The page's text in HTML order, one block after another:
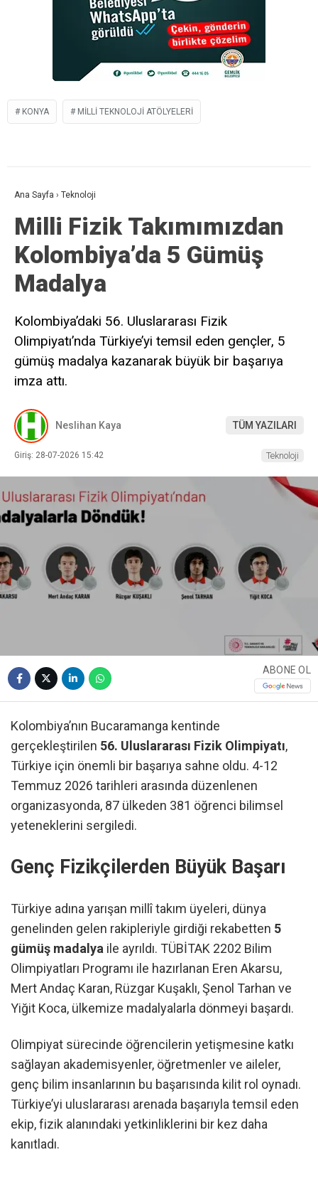
KONYA MILLI TEKNOLOJI ATÖLYELERI
Ana Sayfa › Teknoloji
Milli Fizik Takımımızdan
Kolombiya’da 5 Gümüş
Madalya
Kolombiya’daki 56. Uluslararası Fizik
Olimpiyatı’nda Türkiye’yi temsil eden gençler, 5
gümüş madalya kazanarak büyük bir başarıya
imza attı.
Neslihan Kaya TÜM YAZILARI
Giriş: 28-07-2026 15:42 Teknoloji
ABONE OL
Kolombiya’nın Bucaramanga kentinde
gerçekleştirilen 56. Uluslararası Fizik Olimpiyatı,
Türkiye için önemli bir başarıya sahne oldu. 4-12
Temmuz 2026 tarihleri arasında düzenlenen
organizasyonda, 87 ülkeden 381 öğrenci bilimsel
yeteneklerini sergiledi.
Genç Fizikçilerden Büyük Başarı
Türkiye adına yarışan millî takım üyeleri, dünya
genelinden gelen rakipleriyle girdiği rekabetten 5
gümüş madalya ile ayrıldı. TÜBİTAK 2202 Bilim
Olimpiyatları Programı ile hazırlanan Eren Akarsu,
Mert Andaç Karan, Rüzgar Kuşaklı, Şenol Tarhan ve
Yiğit Koca, ülkemize madalyalarla dönmeyi başardı.
Olimpiyat sürecinde öğrencilerin yetişmesine katkı
sağlayan akademisyenler, öğretmenler ve aileler,
genç bilim insanlarının bu başarısında kilit rol oynadı.
Türkiye’yi uluslararası arenada başarıyla temsil eden
ekip, fizik alanındaki yetkinliklerini bir kez daha
kanıtladı.